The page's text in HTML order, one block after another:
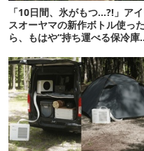
「10日間、氷がもつ…?!」アイ
スオーヤマの新作ボトル使った
ら、もはや“持ち運べる保冷庫